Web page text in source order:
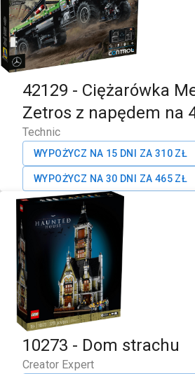
42129 - Ciężarówka
Zetros z napędem na
Technic
WYPOŻYCZ NA 15 DNI ZA 310 ZŁ
WYPOŻYCZ NA 30 DNI ZA 465 ZŁ
10273 - Dom strachu
Creator Expert